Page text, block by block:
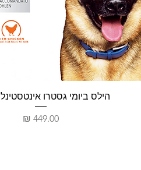
תצוגה מהירה
הילס ביומי גסטרו אינטסטינל 10 ק״ג
מחיר